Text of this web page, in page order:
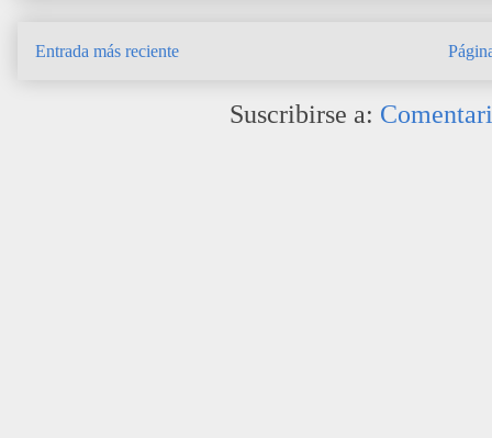
Entrada más reciente
Suscribirse a: